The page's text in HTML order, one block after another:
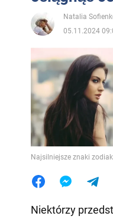
Natalia
05.11.2024
Najsilniejsze znaki
Niektórzy